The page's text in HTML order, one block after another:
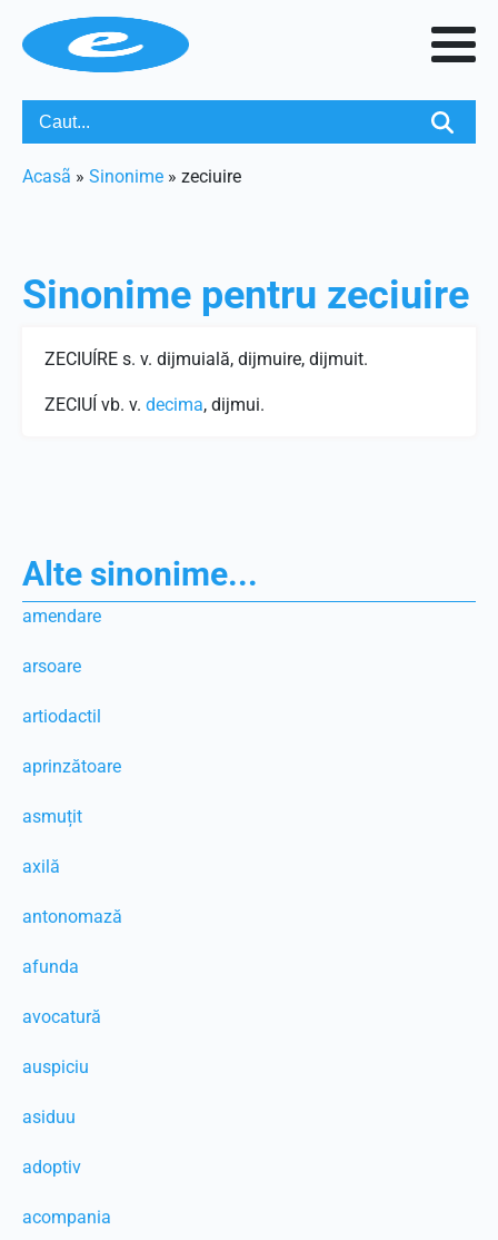
Acasã » Sinonime » zeciuire
Sinonime pentru zeciuire
ZECIUÍRE s. v. dijmuială, dijmuire, dijmuit.
ZECIUÍ vb. v. decima, dijmui.
Alte sinonime...
amendare
arsoare
artiodactil
aprinzătoare
asmuțit
axilă
antonomază
afunda
avocatură
auspiciu
asiduu
adoptiv
acompania